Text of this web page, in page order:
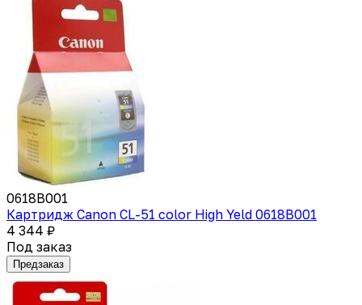
0618B001
Картридж Canon CL-51 color High Yeld 0618B001
4 344 ₽
Под заказ
Предзаказ